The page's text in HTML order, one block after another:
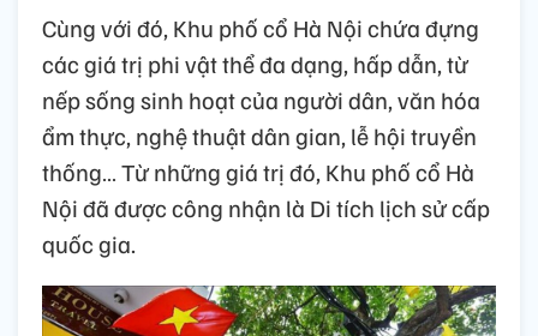
Cùng với đó, Khu phố cổ Hà Nội chứa đựng
các giá trị phi vật thể đa dạng, hấp dẫn, từ
nếp sống sinh hoạt của người dân, văn hóa
ẩm thực, nghệ thuật dân gian, lễ hội truyền
thống… Từ những giá trị đó, Khu phố cổ Hà
Nội đã được công nhận là Di tích lịch sử cấp
quốc gia.